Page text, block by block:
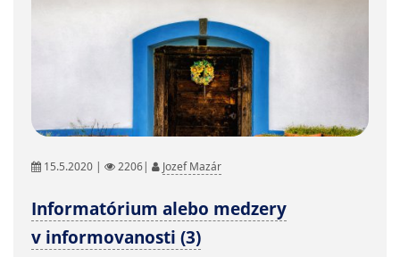
15.5.2020 | 2206| Jozef Mazár
Informatórium alebo medzery
v informovanosti (3)